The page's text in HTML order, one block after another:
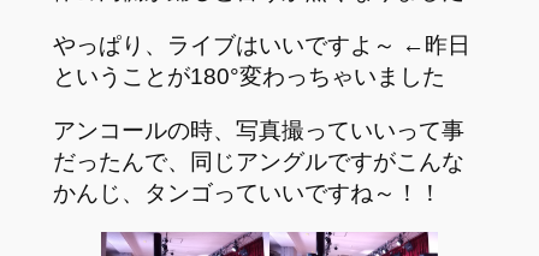
やっぱり、ライブはいいですよ～ ←昨日
ということが180°変わっちゃいました
アンコールの時、写真撮っていいって事
だったんで、同じアングルですがこんな
かんじ、タンゴっていいですね～！！